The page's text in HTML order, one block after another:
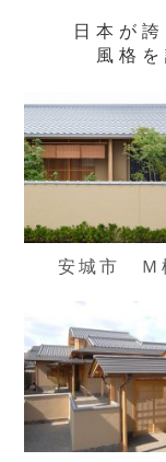
日本が
風格
安城市 Ｍ